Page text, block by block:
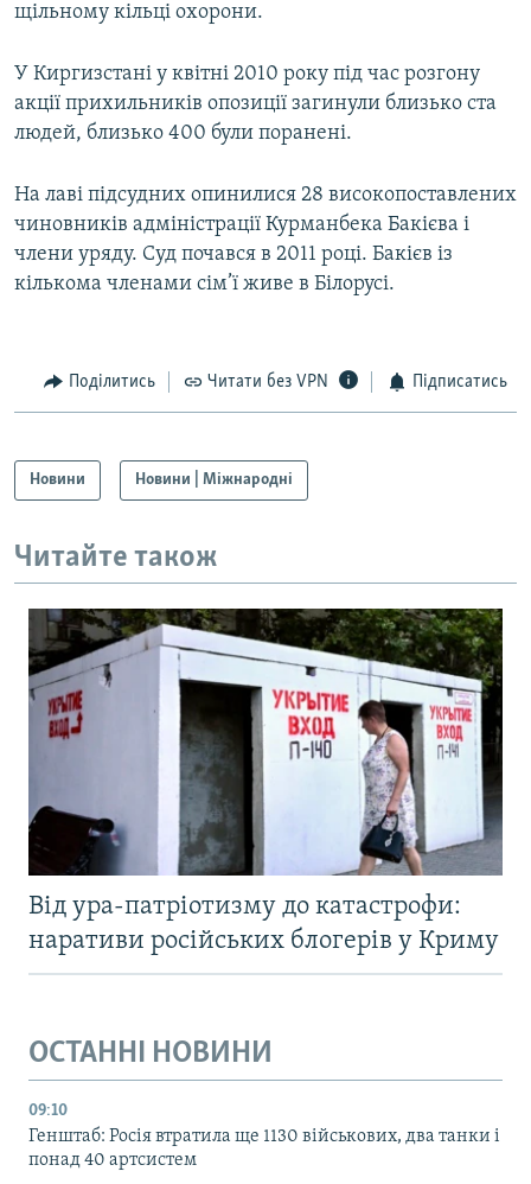
щільному кільці охорони.
У Киргизстані у квітні 2010 року під час розгону
акції прихильників опозиції загинули близько ста
людей, близько 400 були поранені.
На лаві підсудних опинилися 28 високопоставлених
чиновників адміністрації Курманбека Бакієва і
члени уряду. Суд почався в 2011 році. Бакієв із
кількома членами сім’ї живе в Білорусі.
Поділитись Читати без VPN Підписатись
Новини Новини | Міжнародні
Читайте також
Від ура-патріотизму до катастрофи:
наративи російських блогерів у Криму
ОСТАННІ НОВИНИ
09:10
Генштаб: Росія втратила ще 1130 військових, два танки і
понад 40 артсистем